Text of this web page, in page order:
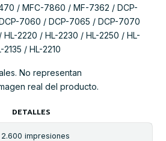
/ MFC-7860 / MF-7362 / DCP-
7060 / DCP-7065 / DCP-7070
HL-2220 / HL-2230 / HL-2250 / HL-
/ HL-2210
No representan
real del producto.
DETALLES
2.600 impresiones